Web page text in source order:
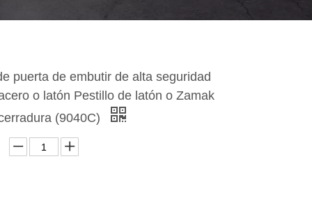
puerta de embutir de alta seguridad
o latón Pestillo de latón o Zamak
(9040C)